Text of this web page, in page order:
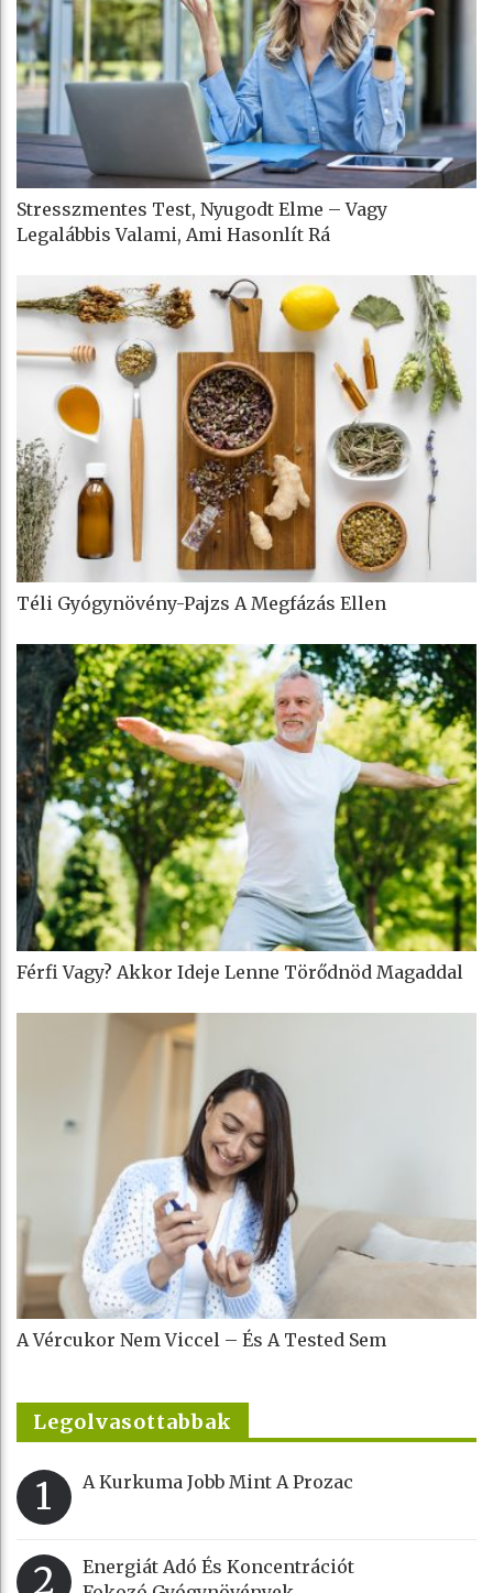
Stresszmentes Test, Nyugodt Elme – Vagy
Legalábbis Valami, Ami Hasonlít Rá
Téli Gyógynövény-Pajzs A Megfázás Ellen
Férfi Vagy? Akkor Ideje Lenne Törődnöd Magaddal
A Vércukor Nem Viccel – És A Tested Sem
Legolvasottabbak
1 A Kurkuma Jobb Mint A Prozac
2
Energiát Adó És Koncentrációt